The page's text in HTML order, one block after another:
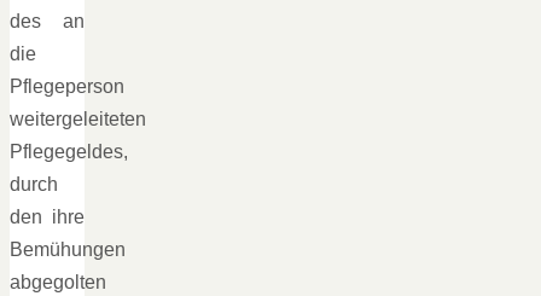
des an
die
Pflegeperson
weitergeleiteten
Pflegegeldes,
durch
den ihre
Bemühungen
abgegolten